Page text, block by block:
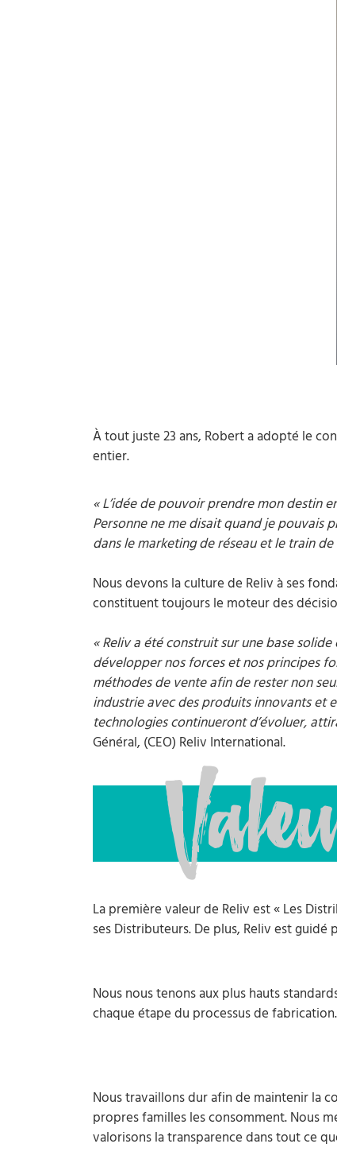
À tout juste 23 ans, Robert a adopté le
entier.
« L’idée de pouvoir prendre mon destin
Personne ne me disait quand je pouvais
dans le marketing de réseau et le train
Nous devons la culture de Reliv à ses
constituent toujours le moteur des
« Reliv a été construit sur une base
développer nos forces et nos principes
méthodes de vente afin de rester non
industrie avec des produits innovants et
technologies continueront d’évoluer,
Général, (CEO) Reliv International.
La première valeur de Reliv est « Les
ses Distributeurs. De plus, Reliv est
Nous nous tenons aux plus hauts
chaque étape du processus de
Nous travaillons dur afin de maintenir la
propres familles les consomment. Nous
valorisons la transparence dans tout ce